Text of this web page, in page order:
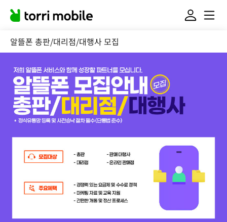
알뜰폰 총판/대리점/대행사 모집